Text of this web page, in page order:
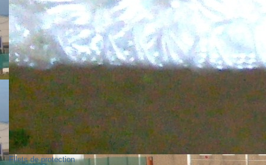
Filets de protection